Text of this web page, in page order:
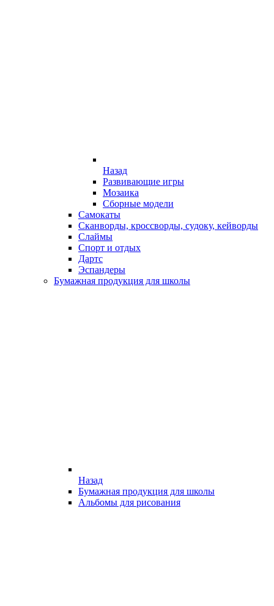
Назад
Развивающие игры
Мозаика
Сборные модели
Самокаты
Сканворды, кроссворды, судоку, кейворды
Слаймы
Спорт и отдых
Дартс
Эспандеры
Бумажная продукция для школы
Назад
Бумажная продукция для школы
Альбомы для рисования